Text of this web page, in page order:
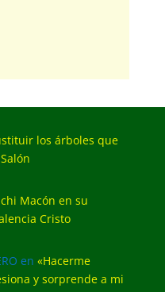
los árboles que
Macón en su
Cristo
en «Hacerme
y sorprende a mi